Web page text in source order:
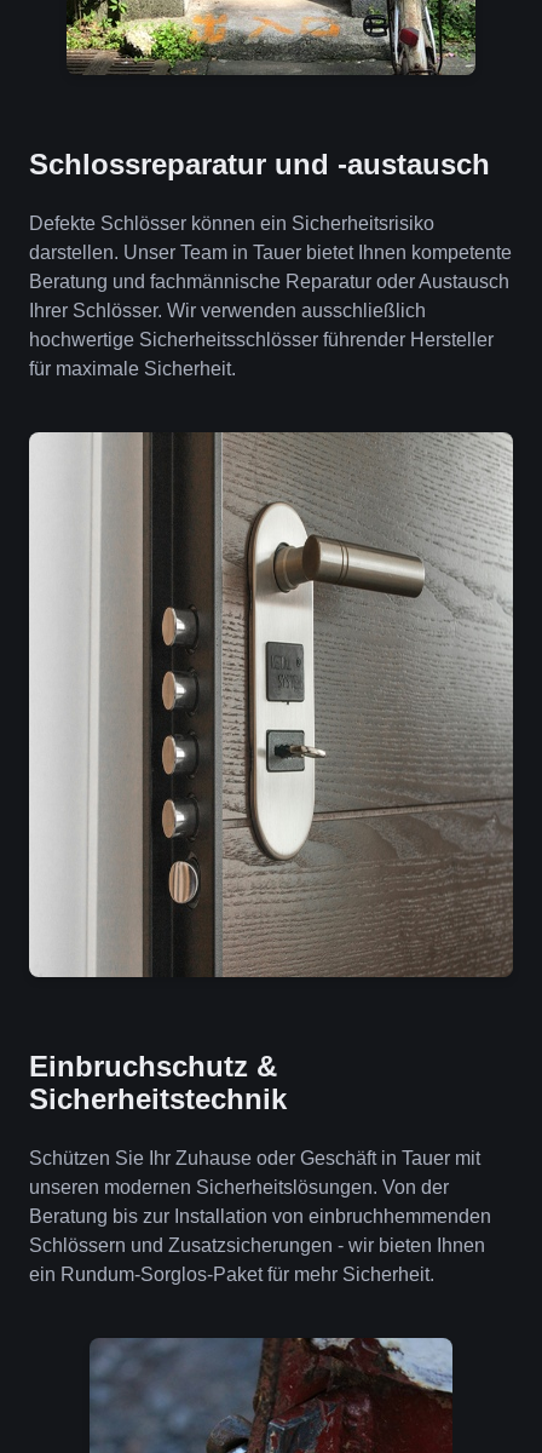
Schlossreparatur und -austausch
Defekte Schlösser können ein Sicherheitsrisiko
darstellen. Unser Team in Tauer bietet Ihnen kompetente
Beratung und fachmännische Reparatur oder Austausch
Ihrer Schlösser. Wir verwenden ausschließlich
hochwertige Sicherheitsschlösser führender Hersteller
für maximale Sicherheit.
Einbruchschutz &
Sicherheitstechnik
Schützen Sie Ihr Zuhause oder Geschäft in Tauer mit
unseren modernen Sicherheitslösungen. Von der
Beratung bis zur Installation von einbruchhemmenden
Schlössern und Zusatzsicherungen - wir bieten Ihnen
ein Rundum-Sorglos-Paket für mehr Sicherheit.